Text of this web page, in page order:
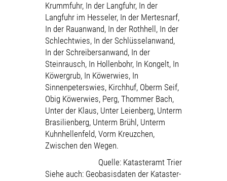
Krummfuhr, In der Langfuhr, In der
Langfuhr im Hesseler, In der Mertesnarf,
In der Rauanwand, In der Rothhell, In der
Schlechtwies, In der Schlüsselanwand,
In der Schreibersanwand, In der
Steinrausch, In Hollenbohr, In Kongelt, In
Köwergrub, In Köwerwies, In
Sinnenpeterswies, Kirchhuf, Oberm Seif,
Obig Köwerwies, Perg, Thommer Bach,
Unter der Klaus, Unter Leienberg, Unterm
Brasilienberg, Unterm Brühl, Unterm
Kuhnhellenfeld, Vorm Kreuzchen,
Zwischen den Wegen.
Quelle: Katasteramt Trier
Siehe auch: Geobasisdaten der Kataster-